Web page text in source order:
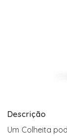
Descrição
Um Colheita